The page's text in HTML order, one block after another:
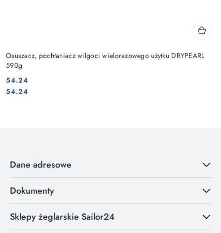
Osuszacz, pochłaniacz wilgoci wielorazowego użytku DRYPEARL
590g
Cena:
54.24
Cena:
54.24
Dane adresowe
Dokumenty
Sklepy żeglarskie Sailor24